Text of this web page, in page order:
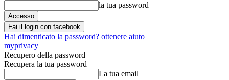
la tua password
Fai il login con facebook
Hai dimenticato la password? ottenere aiuto
myprivacy
Recupero della password
Recupera la tua password
La tua email